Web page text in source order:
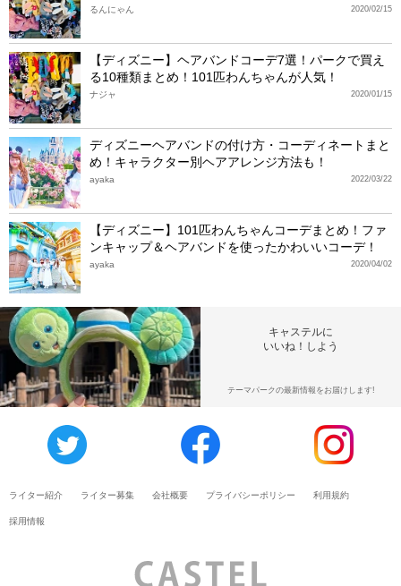
2020/02/15
るんにゃん
【ディズニー】ヘアバンドコーデ7選！パークで買え
る10種類まとめ！101匹わんちゃんが人気！
2020/01/15
ナジャ
ディズニーヘアバンドの付け方・コーディネートまと
め！キャラクター別ヘアアレンジ方法も！
2022/03/22
ayaka
【ディズニー】101匹わんちゃんコーデまとめ！ファ
ンキャップ＆ヘアバンドを使ったかわいいコーデ！
2020/04/02
ayaka
キャステルに
いいね！しよう
テーマパークの最新情報をお届けします!
ライター紹介 ライター募集 会社概要 プライバシーポリシー 利用規約
採用情報